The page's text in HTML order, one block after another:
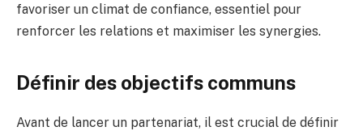
favoriser un climat de confiance, essentiel pour
renforcer les relations et maximiser les synergies.
Définir des objectifs communs
Avant de lancer un partenariat, il est crucial de définir